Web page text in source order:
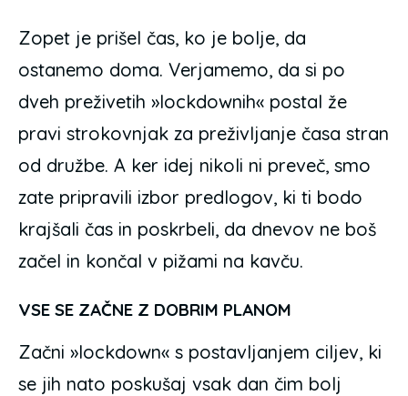
Zopet je prišel čas, ko je bolje, da
ostanemo doma. Verjamemo, da si po
dveh preživetih »lockdownih« postal že
pravi strokovnjak za preživljanje časa stran
od družbe. A ker idej nikoli ni preveč, smo
zate pripravili izbor predlogov, ki ti bodo
krajšali čas in poskrbeli, da dnevov ne boš
začel in končal v pižami na kavču.
VSE SE ZAČNE Z DOBRIM PLANOM
Začni »lockdown« s postavljanjem ciljev, ki
se jih nato poskušaj vsak dan čim bolj